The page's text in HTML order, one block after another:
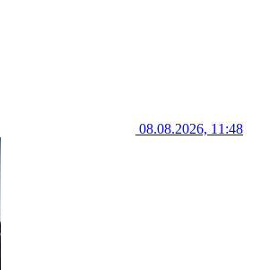
08.08.2026, 11:48